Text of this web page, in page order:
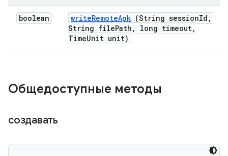
boolean writeRemoteApk (String sessionId ,
String filePath , long timeout,
TimeUnit unit)
Общедоступные методы
создавать